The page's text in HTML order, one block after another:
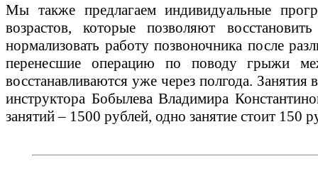
Мы также предлагаем индивидуальные
возрастов, которые позволяют
нормализовать работу позвоночника после
перенесшие операцию по поводу грыжи
восстанавливаются уже через полгода.
инструктора Бобылева Владимира
занятий – 1500 рублей, одно занятие стоит 150